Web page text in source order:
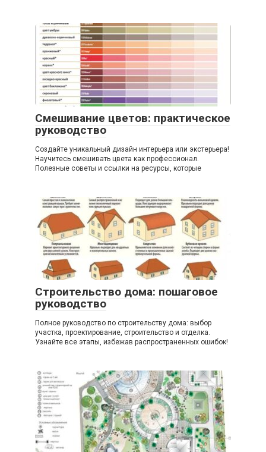
Смешивание цветов: практическое
руководство
Создайте уникальный дизайн интерьера или экстерьера!
Научитесь смешивать цвета как профессионал.
Полезные советы и ссылки на ресурсы, которые
Строительство дома: пошаговое
руководство
Полное руководство по строительству дома: выбор
участка, проектирование, строительство и отделка.
Узнайте все этапы, избежав распространенных ошибок!